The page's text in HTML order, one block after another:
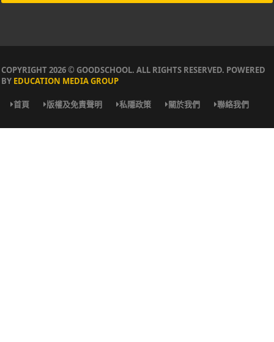
COPYRIGHT 2026 © GOODSCHOOL. ALL RIGHTS RESERVED. POWERED
BY EDUCATION MEDIA GROUP
首頁 版權及免責聲明 私隱政策 關於我們 聯絡我們